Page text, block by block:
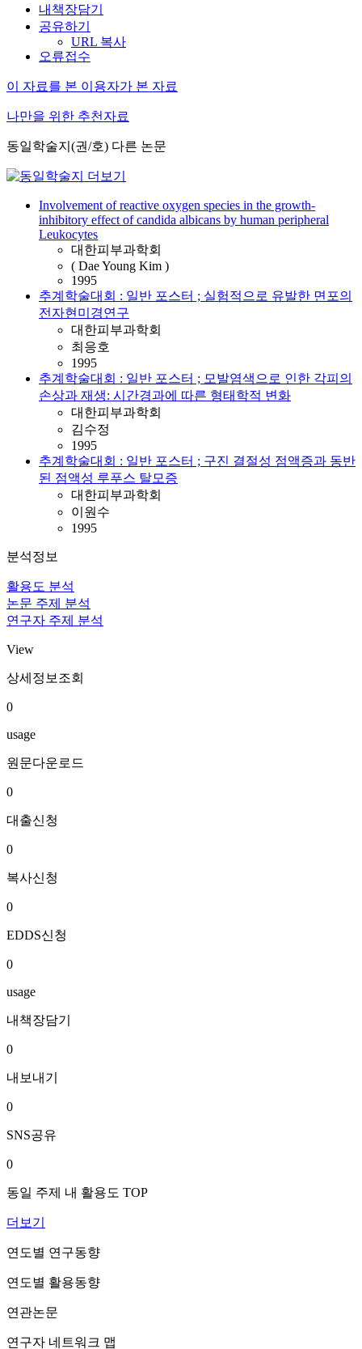
내책장담기
공유하기
URL 복사
오류접수
이 자료를 본 이용자가 본 자료
나만을 위한 추천자료
동일학술지(권/호) 다른 논문
Involvement of reactive oxygen species in the growth-
inhibitory effect of candida albicans by human peripheral
Leukocytes
대한피부과학회
( Dae Young Kim )
1995
추계학술대회 : 일반 포스터 ; 실험적으로 유발한 면포의
전자현미경연구
대한피부과학회
최응호
1995
추계학술대회 : 일반 포스터 ; 모발염색으로 인한 각피의
손상과 재생: 시간경과에 따른 형태학적 변화
대한피부과학회
김수정
1995
추계학술대회 : 일반 포스터 ; 구진 결절성 점액증과 동반
된 점액성 루푸스 탈모증
대한피부과학회
이원수
1995
분석정보
활용도 분석
논문 주제 분석
연구자 주제 분석
View
상세정보조회
0
usage
원문다운로드
0
대출신청
0
복사신청
0
EDDS신청
0
usage
내책장담기
0
내보내기
0
SNS공유
0
동일 주제 내 활용도 TOP
더보기
연도별 연구동향
연도별 활용동향
연관논문
연구자 네트워크 맵